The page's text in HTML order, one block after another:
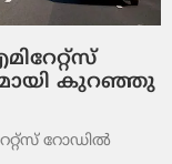
കുറഞ്ഞു
റോഡിൽ